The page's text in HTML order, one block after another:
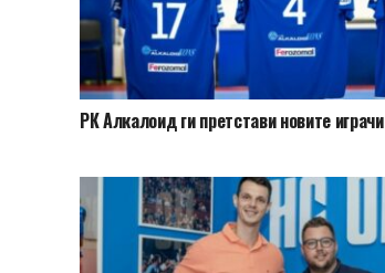
РК Алкалоид ги претстави новите играчи